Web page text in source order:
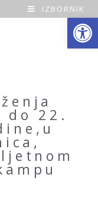
Open toolbar
IZBORNIK
do 22.